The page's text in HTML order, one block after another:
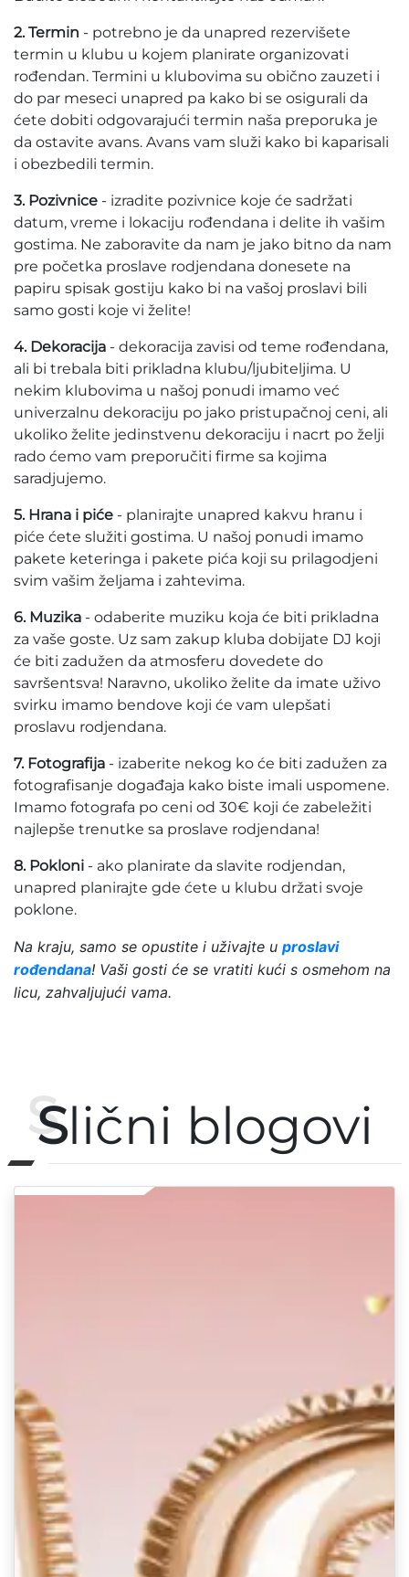
2. Termin - potrebno je da unapred rezervišete
termin u klubu u kojem planirate organizovati
rođendan. Termini u klubovima su obično zauzeti i
do par meseci unapred pa kako bi se osigurali da
ćete dobiti odgovarajući termin naša preporuka je
da ostavite avans. Avans vam služi kako bi kaparisali
i obezbedili termin.
3. Pozivnice - izradite pozivnice koje će sadržati
datum, vreme i lokaciju rođendana i delite ih vašim
gostima. Ne zaboravite da nam je jako bitno da nam
pre početka proslave rodjendana donesete na
papiru spisak gostiju kako bi na vašoj proslavi bili
samo gosti koje vi želite!
4. Dekoracija - dekoracija zavisi od teme rođendana,
ali bi trebala biti prikladna klubu/ljubiteljima. U
nekim klubovima u našoj ponudi imamo već
univerzalnu dekoraciju po jako pristupačnoj ceni, ali
ukoliko želite jedinstvenu dekoraciju i nacrt po želji
rado ćemo vam preporučiti firme sa kojima
saradjujemo.
5. Hrana i piće - planirajte unapred kakvu hranu i
piće ćete služiti gostima. U našoj ponudi imamo
pakete keteringa i pakete pića koji su prilagodjeni
svim vašim željama i zahtevima.
6. Muzika - odaberite muziku koja će biti prikladna
za vaše goste. Uz sam zakup kluba dobijate DJ koji
će biti zadužen da atmosferu dovedete do
savršentsva! Naravno, ukoliko želite da imate uživo
svirku imamo bendove koji će vam ulepšati
proslavu rodjendana.
7. Fotografija - izaberite nekog ko će biti zadužen za
fotografisanje događaja kako biste imali uspomene.
Imamo fotografa po ceni od 30€ koji će zabeležiti
najlepše trenutke sa proslave rodjendana!
8. Pokloni - ako planirate da slavite rodjendan,
unapred planirajte gde ćete u klubu držati svoje
poklone.
Na kraju, samo se opustite i uživajte u proslavi
rođendana! Vaši gosti će se vratiti kući s osmehom na
licu, zahvaljujući vama.
Slični blogovi